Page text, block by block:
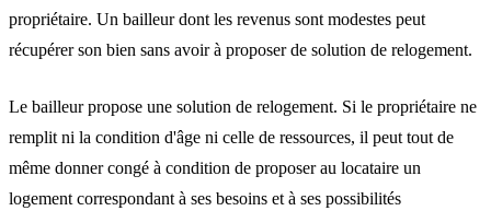
propriétaire. Un bailleur dont les revenus sont modestes peut
récupérer son bien sans avoir à proposer de solution de relogement.
Le bailleur propose une solution de relogement. Si le propriétaire ne
remplit ni la condition d'âge ni celle de ressources, il peut tout de
même donner congé à condition de proposer au locataire un
logement correspondant à ses besoins et à ses possibilités